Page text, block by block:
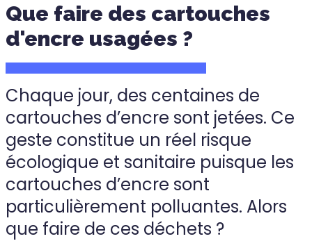
Que faire des cartouches
d'encre usagées ?
Chaque jour, des centaines de
cartouches d’encre sont jetées. Ce
geste constitue un réel risque
écologique et sanitaire puisque les
cartouches d’encre sont
particulièrement polluantes. Alors
que faire de ces déchets ?